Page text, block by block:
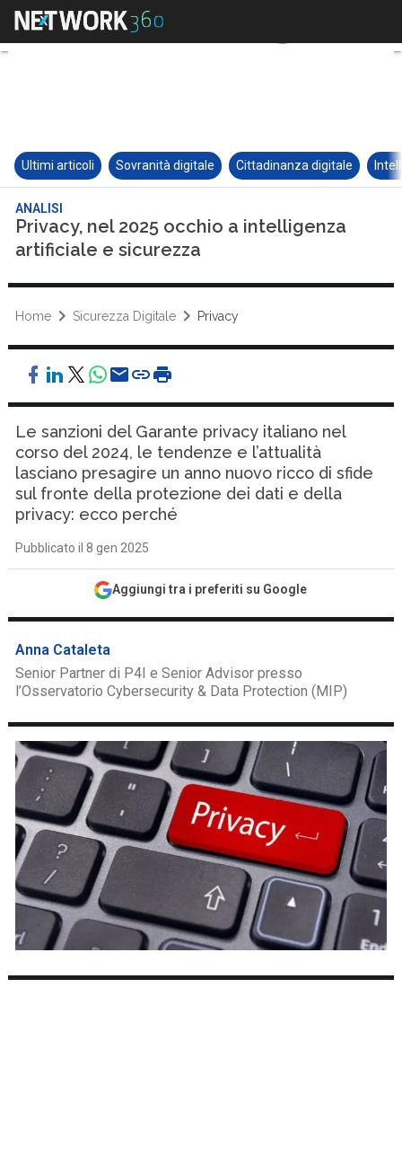
Ultimi articoli Sovranità digitale Cittadinanza digitale
ANALISI
Privacy, nel 2025 occhio a intelligenza
artificiale e sicurezza
Home Sicurezza Digitale Privacy
Le sanzioni del Garante privacy italiano nel
corso del 2024, le tendenze e l’attualità
lasciano presagire un anno nuovo ricco di sfide
sul fronte della protezione dei dati e della
privacy: ecco perché
Pubblicato il 8 gen 2025
Aggiungi tra i preferiti su Google
Anna Cataleta
Senior Partner di P4I e Senior Advisor presso
l’Osservatorio Cybersecurity & Data Protection (MIP)